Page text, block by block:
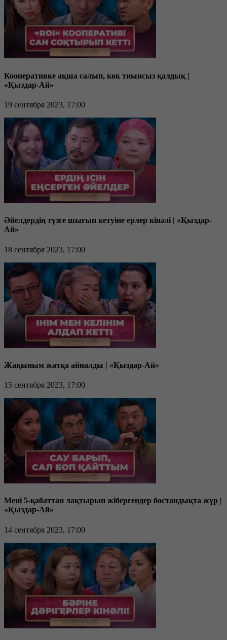
Кооперативке ақша салып, көк тиынсыз қалдық |
«Қыздар-Ай»
19 сентября 2023, 17:00
Әйелдердің түзге шығып кетуіне ерлер кінәлі | «Қыздар-
Ай»
18 сентября 2023, 17:00
Жақыным жатқа айналды | «Қыздар-Ай»
15 сентября 2023, 17:00
Мені 5-қабаттан лақтырып жібергендер бостандықта жүр |
«Қыздар-Ай»
14 сентября 2023, 17:00